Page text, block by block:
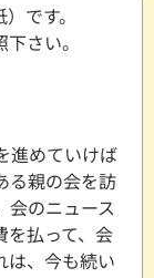
です。
さい。
進めていけば
る親の会を訪
会のニュース
を払って、会
は、今も続い